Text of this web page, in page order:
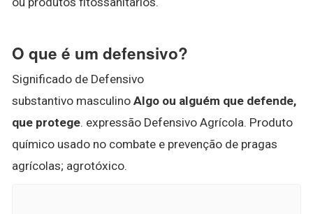
O que é um defensivo?
Significado de Defensivo
substantivo masculino Algo ou alguém que defende,
que protege. expressão Defensivo Agrícola. Produto
químico usado no combate e prevenção de pragas
agrícolas; agrotóxico.